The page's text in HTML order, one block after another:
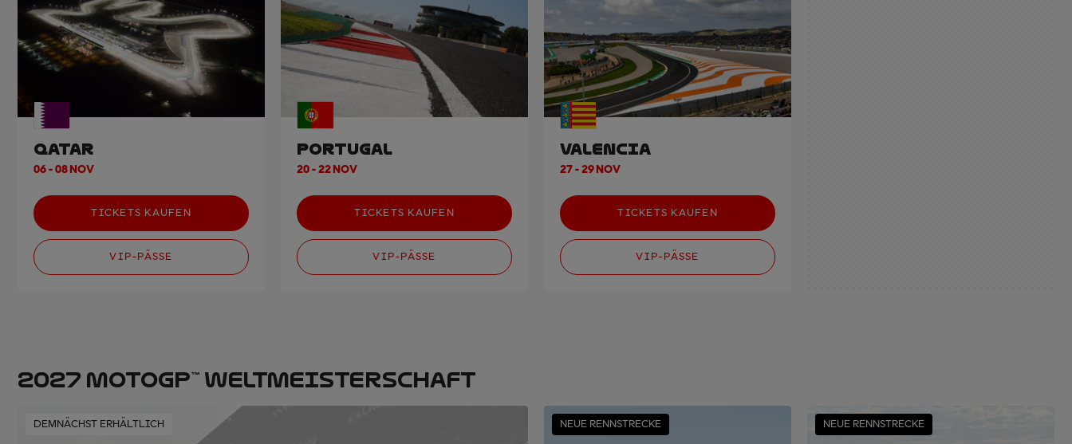
QATAR
06 - 08 NOV
TICKETS KAUFEN
VIP-PÄSSE
PORTUGAL
20 - 22 NOV
TICKETS KAUFEN
VIP-PÄSSE
VALENCIA
27 - 29 NOV
TICKETS KAUFEN
VIP-PÄSSE
2027 MOTOGP™ WELTMEISTERSCHAFT
DEMNÄCHST ERHÄLTLICH NEUE RENNSTRECKE NEUE RENNSTRECKE